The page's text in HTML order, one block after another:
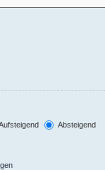
Absteigend